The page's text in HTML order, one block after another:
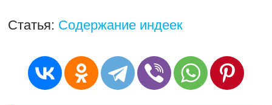
Статья: Содержание индеек